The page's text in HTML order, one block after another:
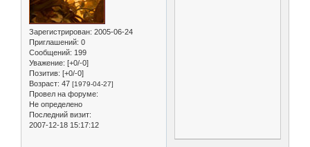
Зарегистрирован: 2005-06-24
Приглашений: 0
Сообщений: 199
Уважение: [+0/-0]
Позитив: [+0/-0]
Возраст: 47 [1979-04-27]
Провел на форуме:
Не определено
Последний визит:
2007-12-18 15:17:12